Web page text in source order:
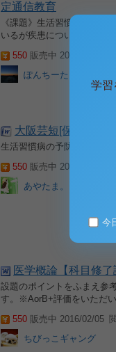
定通信教育
《課題》生活習慣病の定
いるが疾患についてもう少
550 販売中 2016/11/14
ぽんちーた
大阪芸短[保健体育
生活習慣病の予防と対策を
550 販売中 2016/10/26
あやたま。
医学概論【科目修
設題のポイントをふまえ参
す。※AorB+評価をいただい
550 販売中 2016/02/05
ちびっこギャング
学習
今